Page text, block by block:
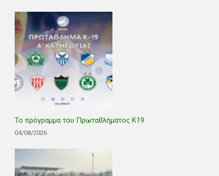
Το πρόγραμμα του Πρωταθλήματος Κ19
04/08/2026